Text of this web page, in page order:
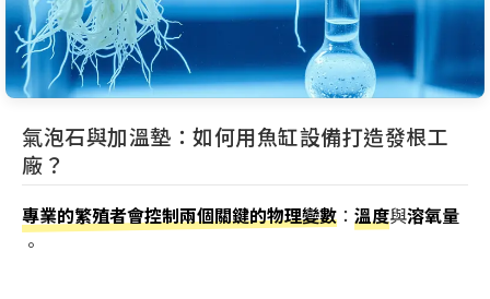
氣泡石與加溫墊：如何用魚缸設備打造發根工
廠？
專業的繁殖者會控制兩個關鍵的物理變數 ： 溫度與溶氧量
。